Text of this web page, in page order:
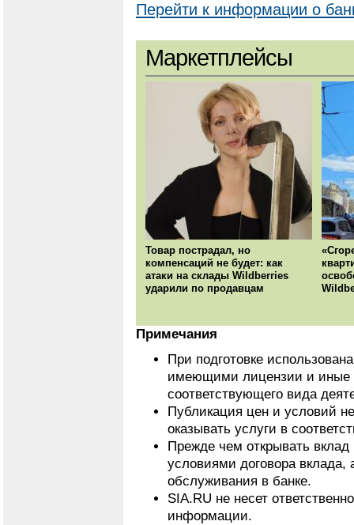
Перейти к информации о
Маркетплейсы
Товар пострадал, но
компенсаций не будет: как
атаки на склады Wildberries
ударили по продавцам
Примечания
При подготовке
имеющими лицензии и иные
соответствующего вида
Публикация цен и условий
оказывать услуги в
Прежде чем открывать
условиями договора вклада,
обслуживания в банке.
SIA.RU не несет
информации.